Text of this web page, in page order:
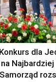
dla
Najbardziej